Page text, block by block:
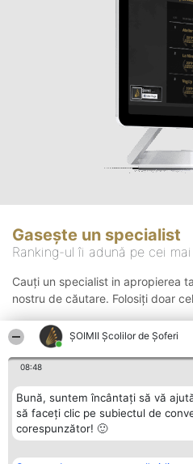
ŞOIMII Școlilor de Șoferi
08:48
Bună, suntem încântați să vă
să faceți clic pe subiectul de
corespunzător! 🙂
Gasește un specialist
Ranking-ul îi adună pe cei
Cauți un specialist in apropierea
nostru de căutare. Folosiți doar